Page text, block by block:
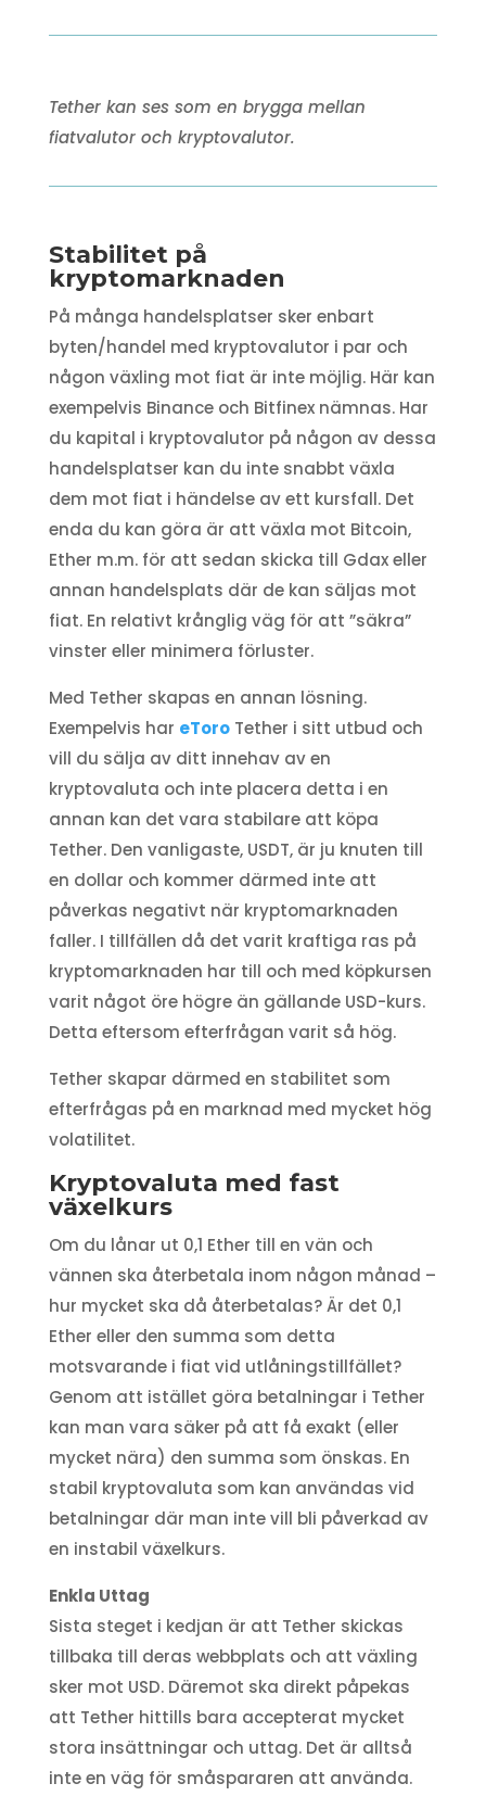
Tether kan ses som en brygga mellan
fiatvalutor och kryptovalutor.
Stabilitet på
kryptomarknaden
På många handelsplatser sker enbart
byten/handel med kryptovalutor i par och
någon växling mot fiat är inte möjlig. Här kan
exempelvis Binance och Bitfinex nämnas. Har
du kapital i kryptovalutor på någon av dessa
handelsplatser kan du inte snabbt växla
dem mot fiat i händelse av ett kursfall. Det
enda du kan göra är att växla mot Bitcoin,
Ether m.m. för att sedan skicka till Gdax eller
annan handelsplats där de kan säljas mot
fiat. En relativt krånglig väg för att ”säkra”
vinster eller minimera förluster.
Med Tether skapas en annan lösning.
Exempelvis har eToroTether i sitt utbud och
vill du sälja av ditt innehav av en
kryptovaluta och inte placera detta i en
annan kan det vara stabilare att köpa
Tether. Den vanligaste, USDT, är ju knuten till
en dollar och kommer därmed inte att
påverkas negativt när kryptomarknaden
faller. I tillfällen då det varit kraftiga ras på
kryptomarknaden har till och med köpkursen
varit något öre högre än gällande USD-kurs.
Detta eftersom efterfrågan varit så hög.
Tether skapar därmed en stabilitet som
efterfrågas på en marknad med mycket hög
volatilitet.
Kryptovaluta med fast
växelkurs
Om du lånar ut 0,1 Ether till en vän och
vännen ska återbetala inom någon månad –
hur mycket ska då återbetalas? Är det 0,1
Ether eller den summa som detta
motsvarande i fiat vid utlåningstillfället?
Genom att istället göra betalningar i Tether
kan man vara säker på att få exakt (eller
mycket nära) den summa som önskas. En
stabil kryptovaluta som kan användas vid
betalningar där man inte vill bli påverkad av
en instabil växelkurs.
Enkla Uttag
Sista steget i kedjan är att Tether skickas
tillbaka till deras webbplats och att växling
sker mot USD. Däremot ska direkt påpekas
att Tether hittills bara accepterat mycket
stora insättningar och uttag. Det är alltså
inte en väg för småspararen att använda.